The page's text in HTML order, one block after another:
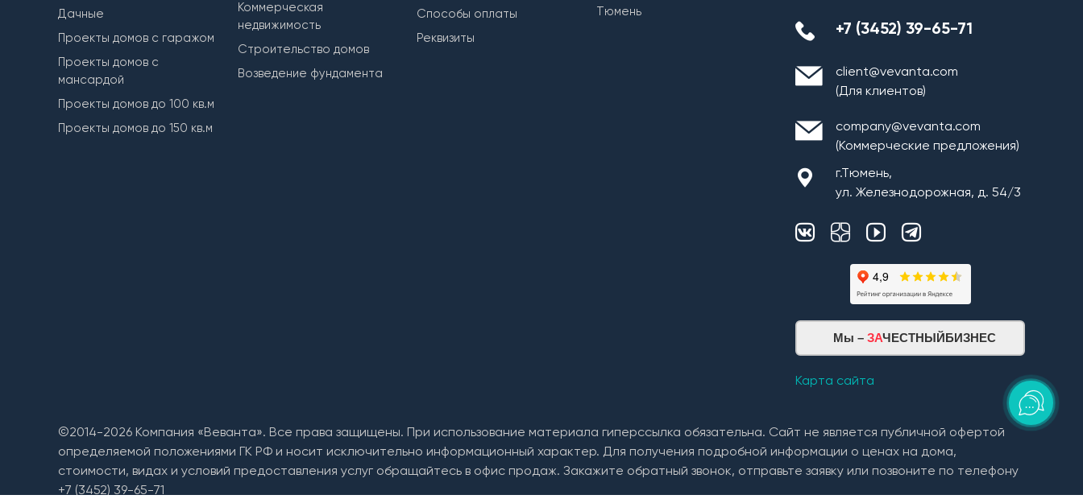
Дачные
Проекты домов с гаражом
Проекты домов с
мансардой
Проекты домов до 100 кв.м
Проекты домов до 150 кв.м
Коммерческая
недвижимость
Строительство домов
Возведение фундамента
Способы оплаты
Реквизиты
Тюмень
+7 (3452) 39-65-71
client@vevanta.com
(Для клиентов)
company@vevanta.com
(Коммерческие предложения)
г.Тюмень,
ул. Железнодорожная, д. 54/3
Мы – ЗАЧЕСТНЫЙБИЗНЕС
Карта сайта
©2014-2026 Компания «Веванта». Все права защищены. При использование материала гиперссылка обязательна. Сайт не является публичной офертой
определяемой положениями ГК РФ и носит исключительно информационный характер. Для получения подробной информации о ценах на дома,
стоимости, видах и условий предоставления услуг обращайтесь в офис продаж. Закажите обратный звонок, отправьте заявку или позвоните по телефону
+7 (3452) 39-65-71